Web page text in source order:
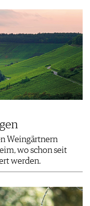
Weingärtnern
wo schon seit
werden.